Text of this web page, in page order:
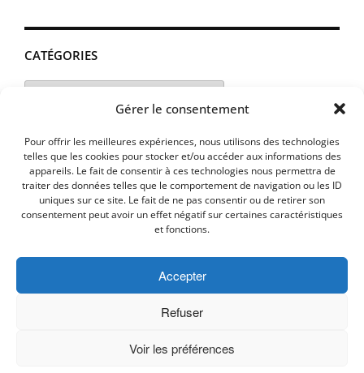
Gérer le consentement
Pour offrir les meilleures expériences, nous utilisons des technologies
telles que les cookies pour stocker et/ou accéder aux informations des
appareils. Le fait de consentir à ces technologies nous permettra de
traiter des données telles que le comportement de navigation ou les ID
uniques sur ce site. Le fait de ne pas consentir ou de retirer son
consentement peut avoir un effet négatif sur certaines caractéristiques
et fonctions.
Accepter
Refuser
Voir les préférences
CATÉGORIES
Catégories
PLAN D’ACCES
Copyright © 2026 Commune de Lavalette - Aude.